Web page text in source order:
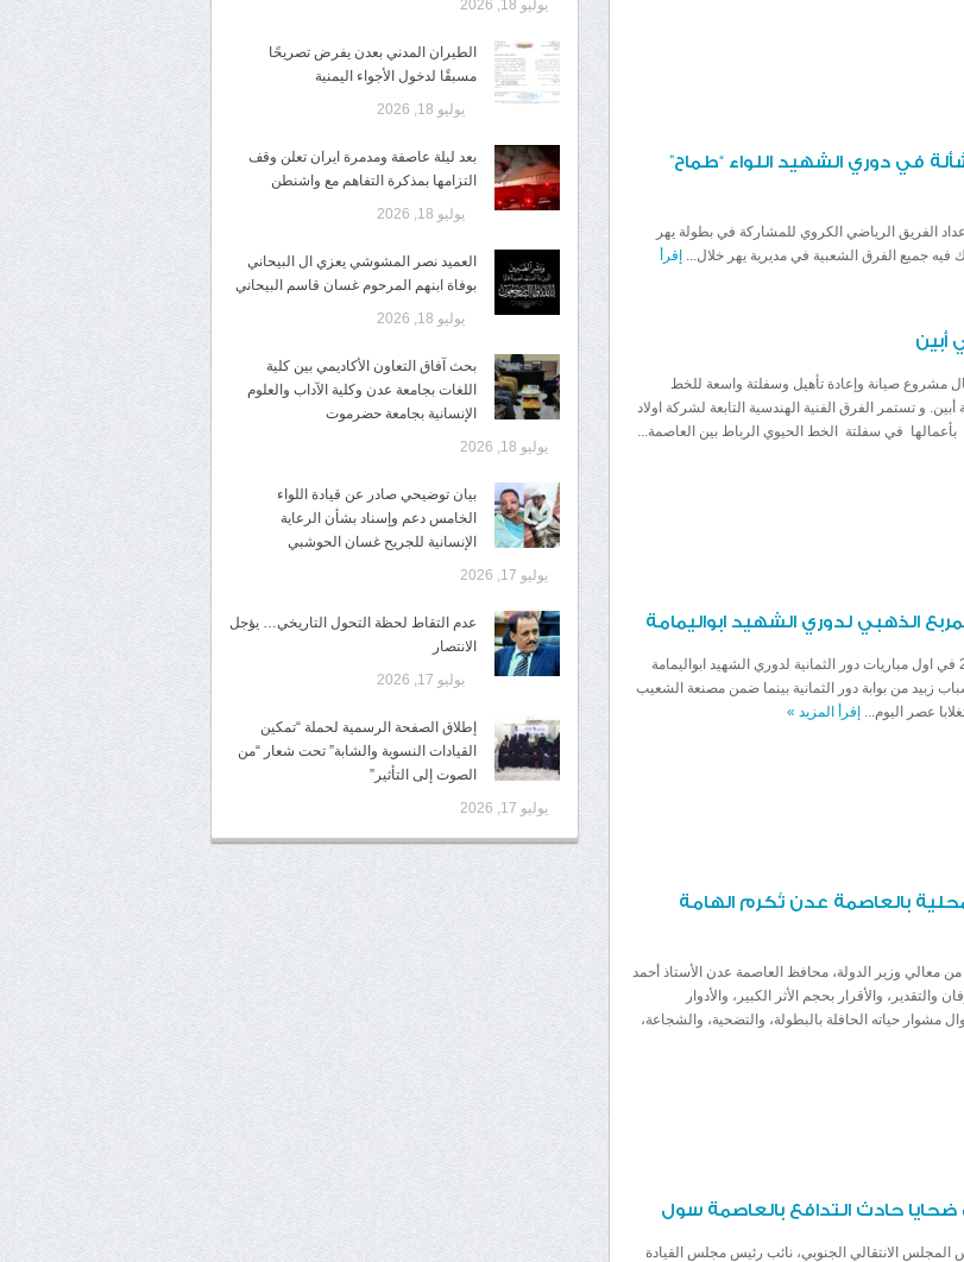
في دوري الشهيد اللواء “طماح”
الفريق الرياضي الكروي للمشاركة في بطولة يهر
فيه جميع الفرق الشعبية في مديرية يهر خلال... إقرأ
أبين
مشروع صيانة وإعادة تأهيل وسفلتة واسعة للخط
و تستمر الفرق الفنية الهندسية التابعة لشركة اولاد
بأعمالها في سفلتة الخط الحيوي الرباط بين العاصمة...
الذهبي لدوري الشهيد ابواليمامة
نظمي محسن31 اكتوبر 2022 في اول مباريات دور الثمانية لدوري الشهيد ابواليمامة
زبيد من بوابة دور الثمانية بينما ضمن مصنعة الشعيب
عصر اليوم... إقرأ المزيد »
بالعاصمة عدن تُكرم الهامة
من معالي وزير الدولة، محافظ العاصمة عدن الأستاذ أحمد
والأقرار بحجم الأثر الكبير، والأدوار
مشوار حياته الحافلة بالبطولة، والتضحية، والشجاعة،
ضحايا حادث التدافع بالعاصمة سول
الانتقالي الجنوبي، نائب رئيس مجلس القيادة
يوليو 18, 2026
الطيران المدني بعدن يفرض تصريحًا
مسبقًا لدخول الأجواء اليمنية
يوليو 18, 2026
بعد ليلة عاصفة ومدمرة ايران تعلن وقف
التزامها بمذكرة التفاهم مع واشنطن
يوليو 18, 2026
العميد نصر المشوشي يعزي ال البيحاني
بوفاة ابنهم المرحوم غسان قاسم البيحاني
يوليو 18, 2026
بحث آفاق التعاون الأكاديمي بين كلية
اللغات بجامعة عدن وكلية الآداب والعلوم
الإنسانية بجامعة حضرموت
يوليو 18, 2026
​بيان توضيحي صادر عن قيادة اللواء
الخامس دعم وإسناد بشأن الرعاية
الإنسانية للجريح غسان الحوشبي
يوليو 17, 2026
عدم التقاط لحظة التحول التاريخي… يؤجل
الانتصار
يوليو 17, 2026
إطلاق الصفحة الرسمية لحملة “تمكين
القيادات النسوية والشابة” تحت شعار “من
الصوت إلى التأثير”
يوليو 17, 2026